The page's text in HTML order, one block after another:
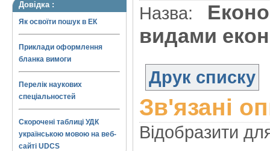
Довідка :
Як освоїти пошук в ЕК
Приклади оформлення
бланка вимоги
Перелік наукових
спеціальностей
Скорочені таблиці УДК
українською мовою на веб-
сайті UDCS
Назва:
видами
Друк списку
Зв'язані
Відобразити